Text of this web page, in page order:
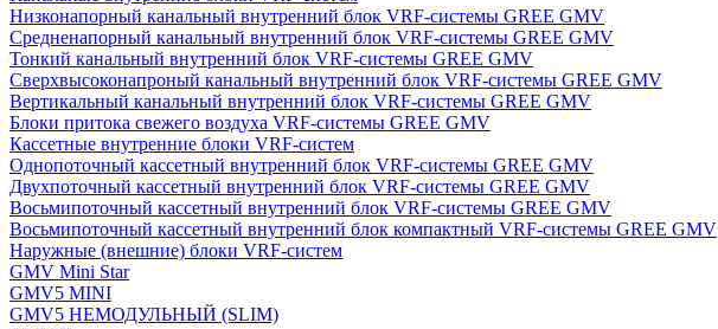
Низконапорный канальный внутренний блок VRF-системы GREE GMV
Средненапорный канальный внутренний блок VRF-системы GREE GMV
Тонкий канальный внутренний блок VRF-системы GREE GMV
Сверхвысоконапроный канальный внутренний блок VRF-системы GREE GMV
Вертикальный канальный внутренний блок VRF-системы GREE GMV
Блоки притока свежего воздуха VRF-системы GREE GMV
Кассетные внутренние блоки VRF-систем
Однопоточный кассетный внутренний блок VRF-системы GREE GMV
Двухпоточный кассетный внутренний блок VRF-системы GREE GMV
Восьмипоточный кассетный внутренний блок VRF-системы GREE GMV
Восьмипоточный кассетный внутренний блок компактный VRF-системы GREE GMV
Наружные (внешние) блоки VRF-систем
GMV Mini Star
GMV5 MINI
GMV5 НЕМОДУЛЬНЫЙ (SLIM)